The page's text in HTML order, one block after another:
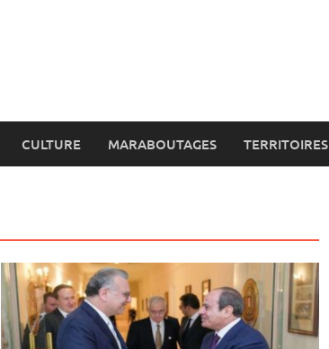
CULTURE MARABOUTAGES TERRITOIRES